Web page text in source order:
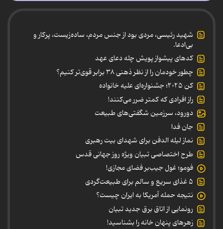
شهید رئیسی، مردی بود از جنس مردم، ساده‌زیست، پرکار و
بی‌ادعا.
کدهای پیشواز پویش چله دعای عهد
چطور خودمان را از نظر ذهنی ۳۸ برابر قوی‌تر کنیم؟
کن ۲۰۲۵؛ جشنواره‌ای علیه خانواده
راز افرادی که کمتر ضرر می‌کنند!
دورود، سرزمین شگفتی‌های طبیعت
جان فدا
نماز لیله الدفن برای شهدای بیت رهبری
طرح اختصاصی تبیان ویژه روز جهانی قدس
فومو؛ غول جیب‌بر فضای مجازی!
۵ غذای سریع و سالم برای طبیعت‌گردی
نتیجه حمله آمریکا به ایران چیست؟
رونمایی از اتاق برق جدید تبیان
زهرهای پنهان خانه را بشناسید!